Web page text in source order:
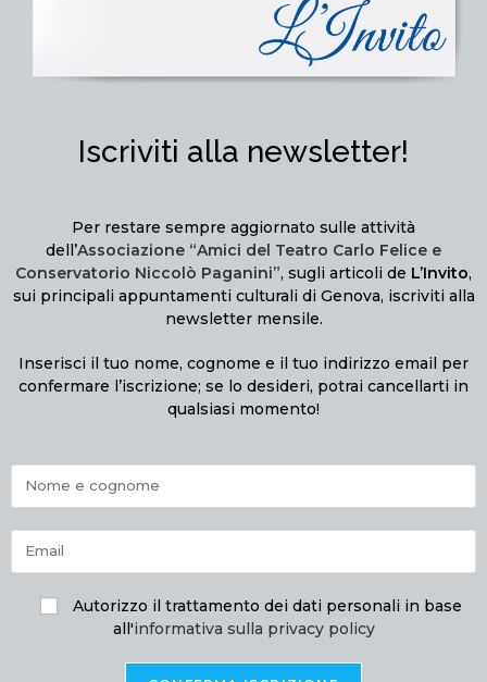
Iscriviti alla newsletter!
Per restare sempre aggiornato sulle attività
dell’Associazione “Amici del Teatro Carlo Felice e
Conservatorio Niccolò Paganini”, sugli articoli de L’Invito,
sui principali appuntamenti culturali di Genova, iscriviti alla
newsletter mensile.
Inserisci il tuo nome, cognome e il tuo indirizzo email per
confermare l’iscrizione; se lo desideri, potrai cancellarti in
qualsiasi momento!
Autorizzo il trattamento dei dati personali in base
all'informativa sulla privacy policy